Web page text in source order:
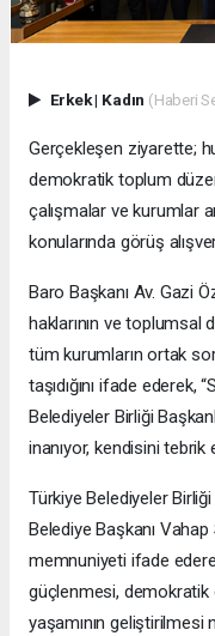
Erkek| Kadın (Haberi
Gerçekleşen ziyarette;
demokratik toplum
çalışmalar ve kurumlar
konularında görüş
Baro Başkanı Av. Gazi
haklarının ve toplumsal
tüm kurumların ortak
taşıdığını ifade ederek,
Belediyeler Birliği
inanıyor, kendisini tebrik
Türkiye Belediyeler
Belediye Başkanı
memnuniyeti ifade
güçlenmesi, demokratik
yaşamının geliştirilmesi